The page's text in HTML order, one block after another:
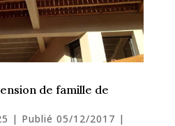
de famille de
| Publié 05/12/2017 |